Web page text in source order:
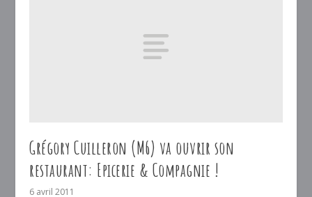
Grégory Cuilleron (M6) va ouvrir son
restaurant: Epicerie & Compagnie !
6 avril 2011